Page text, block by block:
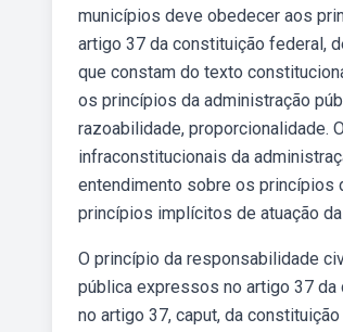
municípios deve obedecer aos
artigo 37 da constituição federal,
que constam do texto
os princípios da administração
razoabilidade, proporcionalidade.
infraconstitucionais da
entendimento sobre os princípios
princípios implícitos de atuação
O princípio da responsabilidade
pública expressos no artigo 37
no artigo 37, caput, da